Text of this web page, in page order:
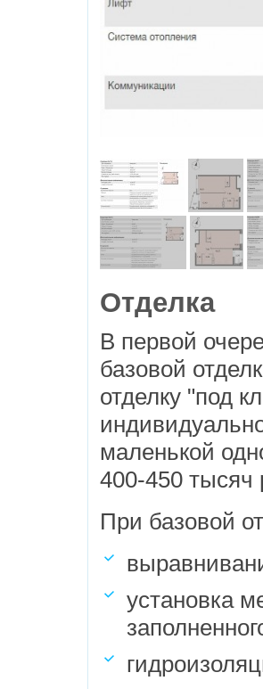
Отделка
В первой
базовой
отделку "под
маленькой
400-450 тысяч
При базовой
установка